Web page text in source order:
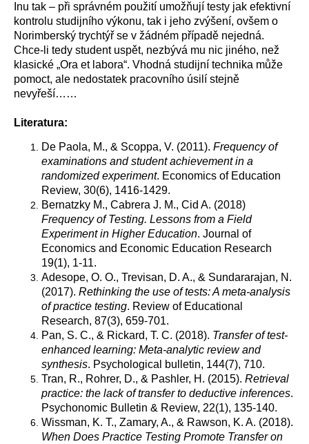
Inu tak – při správném použití umožňují testy jak efektivní
kontrolu studijního výkonu, tak i jeho zvýšení, ovšem o
Norimberský trychtýř se v žádném případě nejedná.
Chce-li tedy student uspět, nezbývá mu nic jiného, než
klasické „Ora et labora“. Vhodná studijní technika může
pomoct, ale nedostatek pracovního úsilí stejně
nevyřeší……
Literatura:
De Paola, M., & Scoppa, V. (2011). Frequency of
examinations and student achievement in a
randomized experiment. Economics of Education
Review, 30(6), 1416-1429.
Bernatzky M., Cabrera J. M., Cid A. (2018)
Frequency of Testing. Lessons from a Field
Experiment in Higher Education. Journal of
Economics and Economic Education Research
19(1), 1-11.
Adesope, O. O., Trevisan, D. A., & Sundararajan, N.
(2017). Rethinking the use of tests: A meta-analysis
of practice testing. Review of Educational
Research, 87(3), 659-701.
Pan, S. C., & Rickard, T. C. (2018). Transfer of test-
enhanced learning: Meta-analytic review and
synthesis. Psychological bulletin, 144(7), 710.
Tran, R., Rohrer, D., & Pashler, H. (2015). Retrieval
practice: the lack of transfer to deductive inferences.
Psychonomic Bulletin & Review, 22(1), 135-140.
Wissman, K. T., Zamary, A., & Rawson, K. A. (2018).
When Does Practice Testing Promote Transfer on